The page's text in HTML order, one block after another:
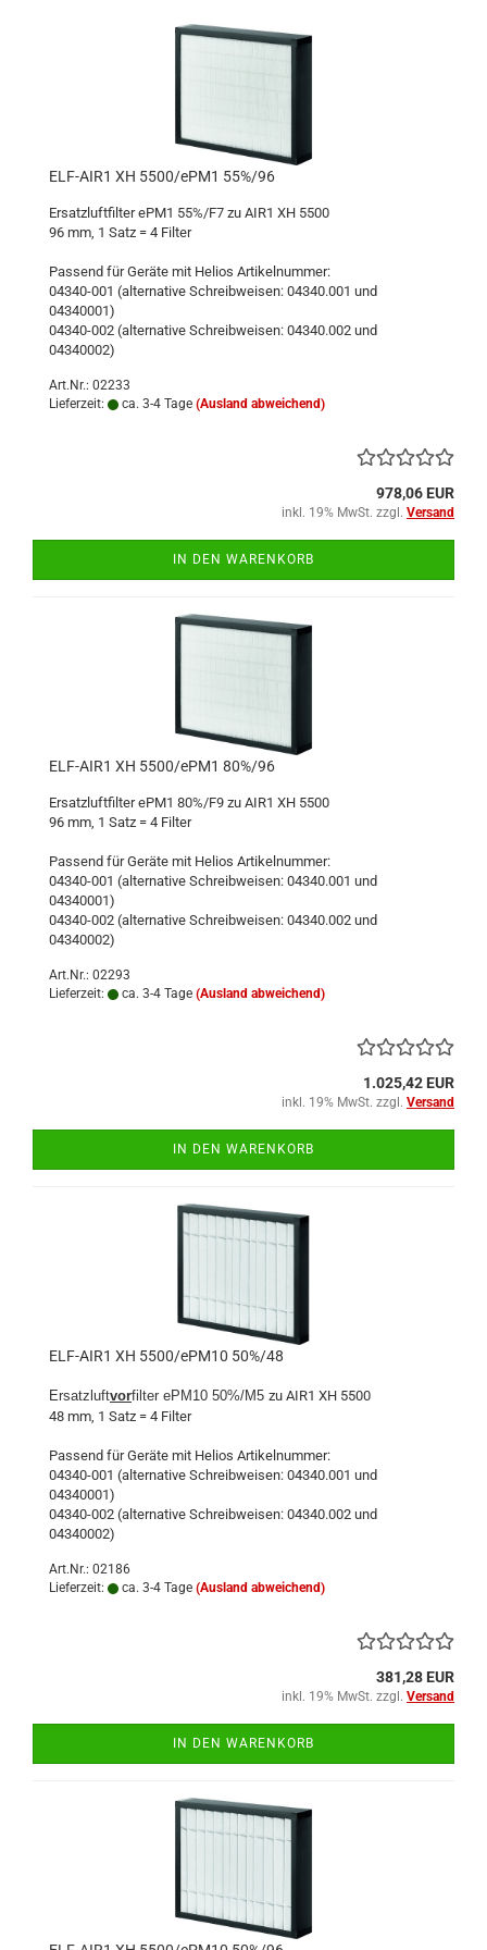
ELF-AIR1 XH 5500/ePM1 55%/96
Ersatzluftfilter ePM1 55%/F7 zu AIR1 XH 5500
96 mm, 1 Satz = 4 Filter
Passend für Geräte mit Helios Artikelnummer:
04340-001 (alternative Schreibweisen: 04340.001 und
04340001)
04340-002 (alternative Schreibweisen: 04340.002 und
04340002)
Art.Nr.: 02233
Lieferzeit:
ca. 3-4 Tage (Ausland abweichend)
978,06 EUR
inkl. 19% MwSt. zzgl. Versand
IN DEN WARENKORB
ELF-AIR1 XH 5500/ePM1 80%/96
Ersatzluftfilter ePM1 80%/F9 zu AIR1 XH 5500
96 mm, 1 Satz = 4 Filter
Passend für Geräte mit Helios Artikelnummer:
04340-001 (alternative Schreibweisen: 04340.001 und
04340001)
04340-002 (alternative Schreibweisen: 04340.002 und
04340002)
Art.Nr.: 02293
Lieferzeit:
ca. 3-4 Tage (Ausland abweichend)
1.025,42 EUR
inkl. 19% MwSt. zzgl. Versand
IN DEN WARENKORB
ELF-AIR1 XH 5500/ePM10 50%/48
Ersatzluftvorfilter ePM10 50%/M5 zu AIR1 XH 5500
48 mm, 1 Satz = 4 Filter
Passend für Geräte mit Helios Artikelnummer:
04340-001 (alternative Schreibweisen: 04340.001 und
04340001)
04340-002 (alternative Schreibweisen: 04340.002 und
04340002)
Art.Nr.: 02186
Lieferzeit:
ca. 3-4 Tage (Ausland abweichend)
381,28 EUR
inkl. 19% MwSt. zzgl. Versand
IN DEN WARENKORB